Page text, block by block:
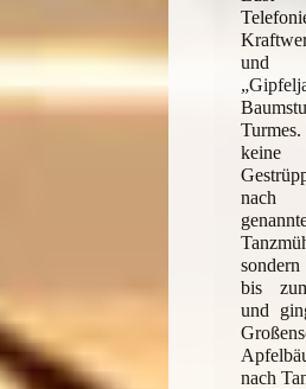
und
keine
nach
bis
und
nach